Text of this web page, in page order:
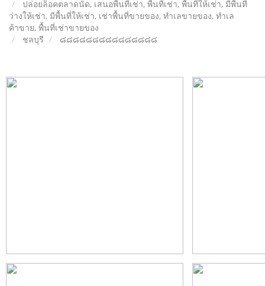
ปล่อยล็อคตลาดนัด, เสนอพื้นที่เช่า, พื้นที่เช่า, พื้นที่ให้เช่า, มีพื้นที่
ว่างให้เช่า, มีพื้นที่ให้เช่า, เช่าพื้นที่ขายของ, ทําเลขายของ, ทำเล
ค้าขาย, พื้นที่เช่าขายของ
ชลบุรี
๘๘๘๘๘๘๘๘๘๘๘๘๘๘๘